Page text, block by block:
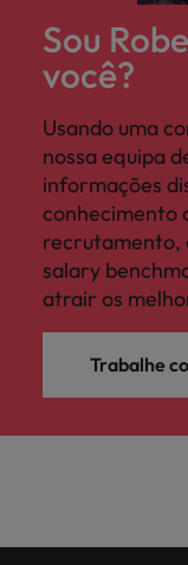
Sou
você?
Usando uma
nossa equipa
informações
conhecimento
recrutamento,
salary
atrair os
Trabalhe